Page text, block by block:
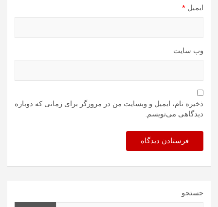
ایمیل *
وب‌ سایت
ذخیره نام، ایمیل و وبسایت من در مرورگر برای زمانی که دوباره
دیدگاهی می‌نویسم.
جستجو